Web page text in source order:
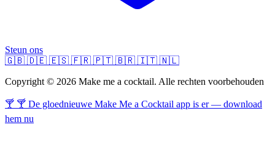
Steun ons
🇬🇧 🇩🇪 🇪🇸 🇫🇷 🇵🇹 🇧🇷 🇮🇹 🇳🇱
Copyright © 2026 Make me a cocktail. Alle rechten voorbehouden
🍸 🍸 De gloednieuwe Make Me a Cocktail app is er — download
hem nu